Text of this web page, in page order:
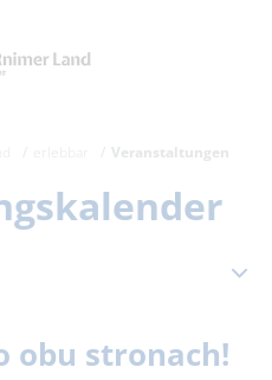
Veranstaltungen
2026
Fr Sa So
obu stronach!